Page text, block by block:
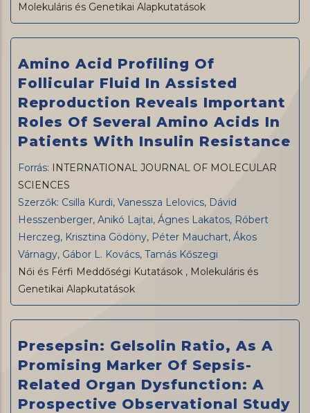
Molekuláris és Genetikai Alapkutatások
Amino Acid Profiling Of
Follicular Fluid In Assisted
Reproduction Reveals Important
Roles Of Several Amino Acids In
Patients With Insulin Resistance
Forrás:
INTERNATIONAL JOURNAL OF MOLECULAR
SCIENCES
Szerzők: Csilla Kurdi, Vanessza Lelovics, Dávid
Hesszenberger, Anikó Lajtai, Ágnes Lakatos, Róbert
Herczeg, Krisztina Gödöny, Péter Mauchart, Ákos
Várnagy, Gábor L. Kovács, Tamás Kőszegi
Női és Férfi Meddőségi Kutatások , Molekuláris és
Genetikai Alapkutatások
Presepsin: Gelsolin Ratio, As A
Promising Marker Of Sepsis-
Related Organ Dysfunction: A
Prospective Observational Study